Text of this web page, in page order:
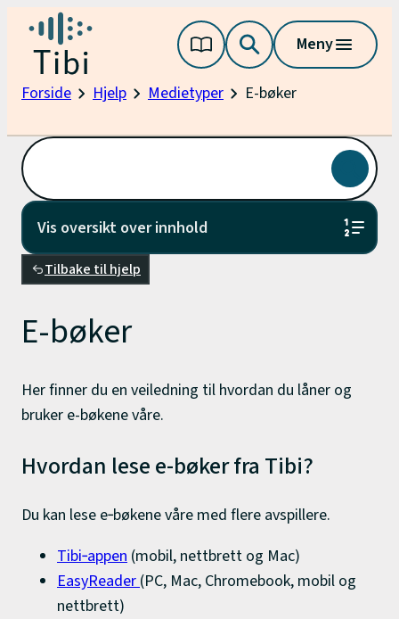
Hopp
innhold
Tibi
Meny
Forside Hjelp Medietyper E-bøker
Vis oversikt over innhold
Tilbake til hjelp
E-bøker
Her finner du en veiledning til hvordan du låner og
bruker e-bøkene våre.
Hvordan lese e-bøker fra Tibi?
Du kan lese e‑bøkene våre med flere avspillere.
Tibi‑appen (mobil, nettbrett og Mac)
EasyReader(PC, Mac, Chromebook, mobil og
nettbrett)